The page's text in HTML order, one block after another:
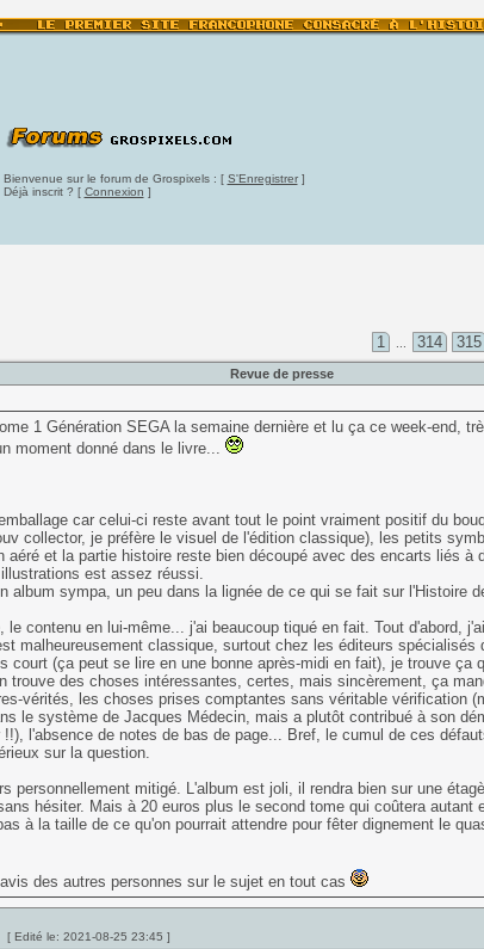
Bienvenue sur le forum de Grospixels : [ S'Enregistrer]
Déjà inscrit ? [ Connexion ]
1
314 315
Revue de presse
1 Génération SEGA la semaine dernière et lu ça ce week-end,
moment donné dans le livre...
car celui-ci reste avant tout le point vraiment positif du
collector, je préfère le visuel de l'édition classique), les petits
aéré et la partie histoire reste bien découpé avec des encarts liés à
est assez réussi.
album sympa, un peu dans la lignée de ce qui se fait sur l'Histoire
le contenu en lui-même... j'ai beaucoup tiqué en fait. Tout d'abord,
malheureusement classique, surtout chez les éditeurs spécialisés
court (ça peut se lire en une bonne après-midi en fait), je trouve ça
trouve des choses intéressantes, certes, mais sincèrement, ça
vérités, les choses prises comptantes sans véritable vérification
le système de Jacques Médecin, mais a plutôt contribué à son
!!), l'absence de notes de bas de page... Bref, le cumul de ces
sur la question.
personnellement mitigé. L'album est joli, il rendra bien sur une
hésiter. Mais à 20 euros plus le second tome qui coûtera autant
à la taille de ce qu'on pourrait attendre pour fêter dignement le
des autres personnes sur le sujet en tout cas
Edité le: 2021-08-25 23:45 ]